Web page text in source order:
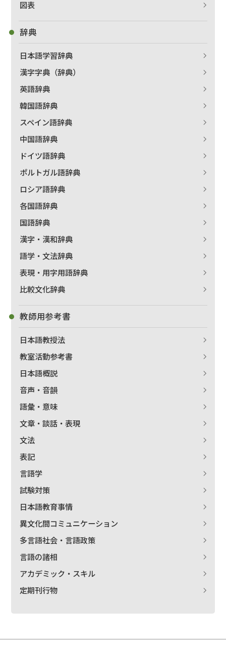
出版社名で絞り込む
著者名で絞り込む
図表
辞典
日本語学習辞典
漢字字典（辞典）
英語辞典
韓国語辞典
スペイン語辞典
中国語辞典
ドイツ語辞典
ポルトガル語辞典
ロシア語辞典
各国語辞典
国語辞典
漢字・漢和辞典
語学・文法辞典
表現・用字用語辞典
比較文化辞典
教師用参考書
日本語教授法
教室活動参考書
日本語概説
音声・音韻
語彙・意味
文章・談話・表現
文法
表記
言語学
試験対策
日本語教育事情
異文化間コミュニケーション
多言語社会・言語政策
言語の諸相
アカデミック・スキル
定期刊行物